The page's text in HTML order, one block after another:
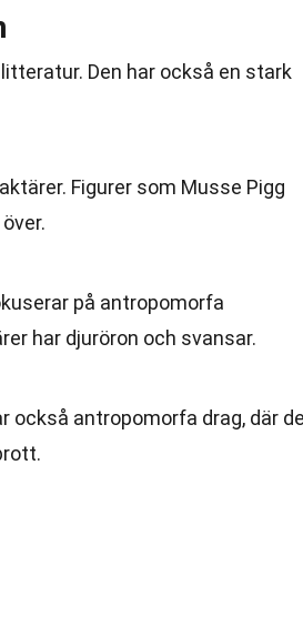
Den har också en stark
Figurer som Musse Pigg
på antropomorfa
har djuröron och svansar.
också antropomorfa drag, där de